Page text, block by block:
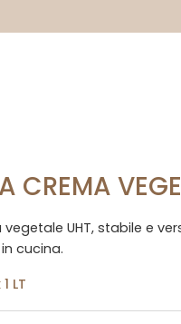
CREMA
vegetale UHT, stabile e
cucina.
LT